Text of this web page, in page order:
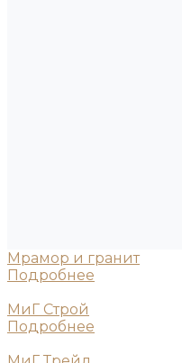
Мрамор и гранит
Подробнее
МиГ Строй
Подробнее